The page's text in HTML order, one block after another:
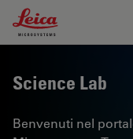
Leica Microsystems
Science Lab
Benvenuti nel